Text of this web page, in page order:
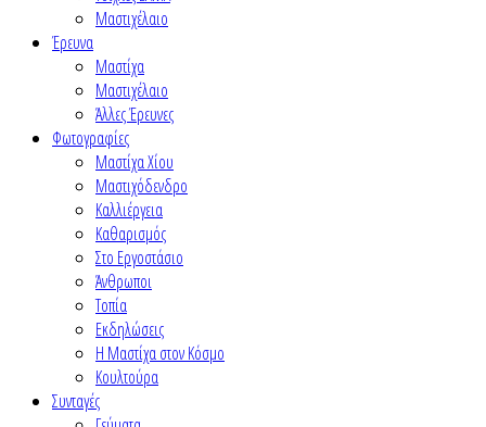
Μαστιχέλαιο
Έρευνα
Μαστίχα
Μαστιχέλαιο
Άλλες Έρευνες
Φωτογραφίες
Μαστίχα Χίου
Μαστιχόδενδρο
Καλλιέργεια
Καθαρισμός
Στο Εργοστάσιο
Άνθρωποι
Τοπία
Εκδηλώσεις
Η Μαστίχα στον Κόσμο
Κουλτούρα
Συνταγές